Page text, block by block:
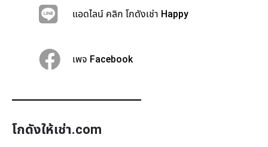
แอดไลน์ คลิก โกดังเช่า Happy
เพจ Facebook
โกดังให้เช่า.com